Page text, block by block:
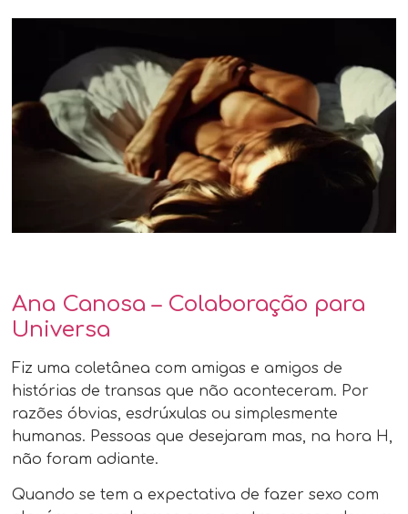
Ana Canosa – Colaboração para
Universa
Fiz uma coletânea com amigas e amigos de
histórias de transas que não aconteceram. Por
razões óbvias, esdrúxulas ou simplesmente
humanas. Pessoas que desejaram mas, na hora H,
não foram adiante.
Quando se tem a expectativa de fazer sexo com